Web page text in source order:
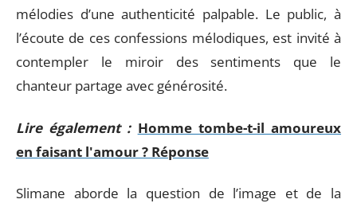
mélodies d’une authenticité palpable. Le public, à
l’écoute de ces confessions mélodiques, est invité à
contempler le miroir des sentiments que le
chanteur partage avec générosité.
Lire également : Homme tombe-t-il amoureux
en faisant l'amour ? Réponse
Slimane aborde la question de l’image et de la